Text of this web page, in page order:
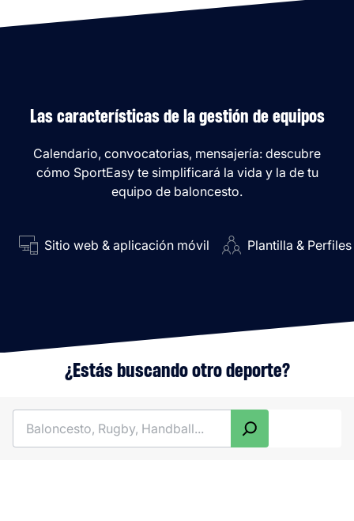
Las características de la gestión de equipos
Calendario, convocatorias, mensajería: descubre
cómo SportEasy te simplificará la vida y la de tu
equipo de baloncesto.
Sitio web & aplicación móvil Plantilla & Perfiles
¿Estás buscando otro deporte?